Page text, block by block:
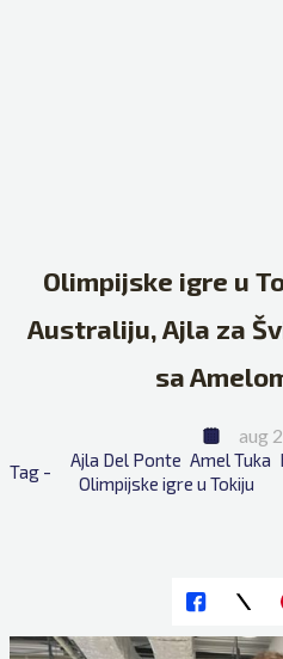
Olimpijske igre u
Australiju, Ajla za
sa
aug
Ajla Del Ponte Amel Tuka
Olimpijske igre u Tokiju